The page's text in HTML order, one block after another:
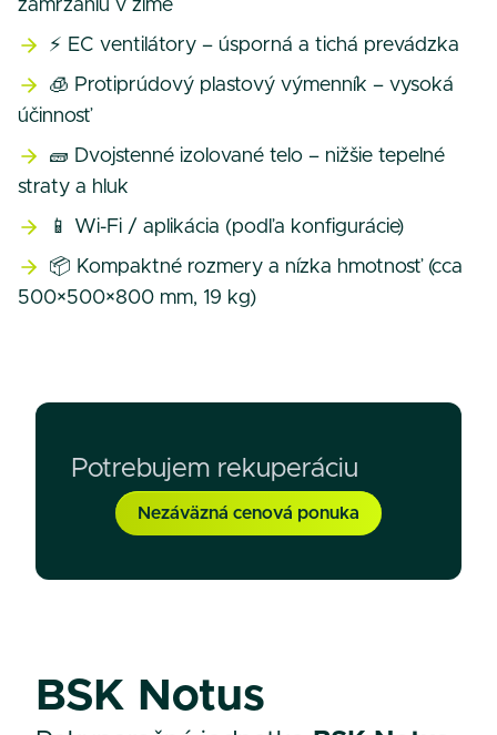
zamŕzaniu v zime
⚡ EC ventilátory – úsporná a tichá prevádzka
🧊 Protiprúdový plastový výmenník – vysoká
účinnosť
🧱 Dvojstenné izolované telo – nižšie tepelné
straty a hluk
📱 Wi-Fi / aplikácia (podľa konfigurácie)
📦 Kompaktné rozmery a nízka hmotnosť (cca
500×500×800 mm, 19 kg)
Potrebujem rekuperáciu
Nezáväzná cenová ponuka
BSK Notus